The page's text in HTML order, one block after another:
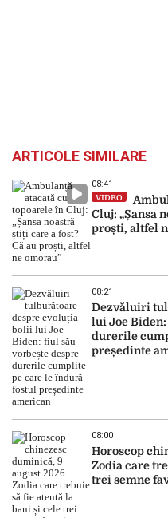
ARTICOLE SIMILARE
08:41
VIDEO
Cluj: „Șansa
proști, altfel
08:21
Dezvăluiri
lui Joe
durerile
președinte
08:00
Horoscop
Zodia care
trei semne